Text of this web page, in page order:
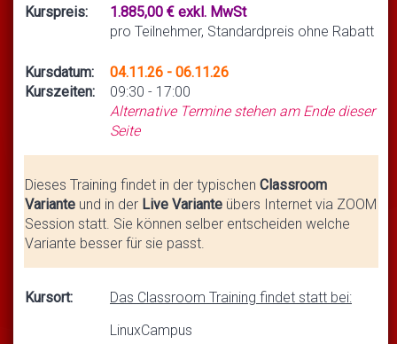
Kurspreis:
1.885,00 € exkl. MwSt
pro Teilnehmer, Standardpreis ohne Rabatt
Kursdatum:
Kurszeiten:
04.11.26 - 06.11.26
09:30 - 17:00
Alternative Termine stehen am Ende dieser
Seite
Dieses Training findet in der typischen Classroom
Variante und in der Live Variante übers Internet via ZOOM
Session statt. Sie können selber entscheiden welche
Variante besser für sie passt.
Kursort:
Das Classroom Training findet statt bei:
LinuxCampus